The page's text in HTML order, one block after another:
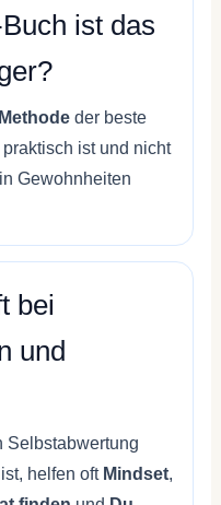
ist das
der beste
ist und nicht
Gewohnheiten
bei
und
Selbstabwertung
helfen oft Mindset,